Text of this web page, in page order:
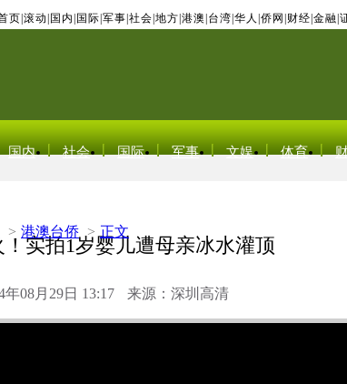
页 滚动 国内 国际 军事 社会 地方 港澳 台湾 华人 侨网 财经 金融
国内 社会 国际 军事 文娱 体育
> 港澳台侨 > 正文
实拍1岁婴儿遭母亲冰水灌顶
08月29日 13:17 来源：深圳高清